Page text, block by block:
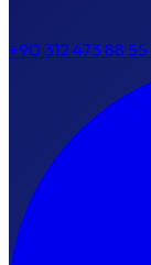
+90 312 473 88 55